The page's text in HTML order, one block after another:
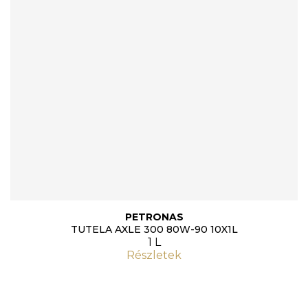
PETRONAS
TUTELA AXLE 300 80W-90 10X1L
1 L
Részletek